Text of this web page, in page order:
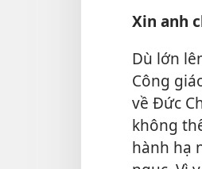
Xin anh
Dù lớn
Công
về Đức
không
hành hạ